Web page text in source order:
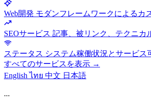
Web開発 モダンフレームワークによるカ
SEOサービス 記事、被リンク、テクニカ
ステータス システム稼働状況とサービス
すべてのサービスを表示 →
Englishไทย 中文 日本語
...